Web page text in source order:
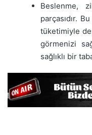
Beslenme,
parçasıdır.
tüketimiyle
görmenizi
sağlıklı bir